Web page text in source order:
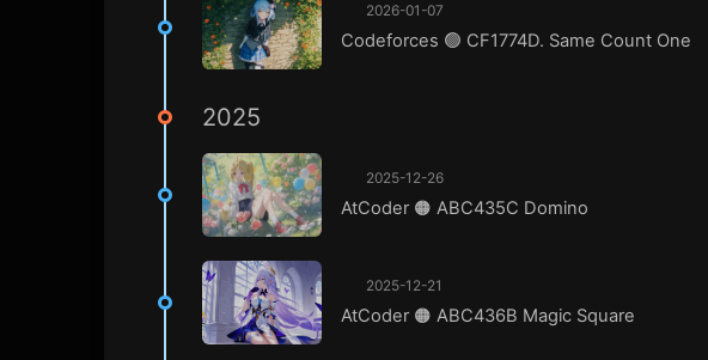
2026-01-07
Codeforces 🟢 CF1774D. Same Count One
2025
2025-12-26
AtCoder 🟠 ABC435C Domino
2025-12-21
AtCoder 🟠 ABC436B Magic Square